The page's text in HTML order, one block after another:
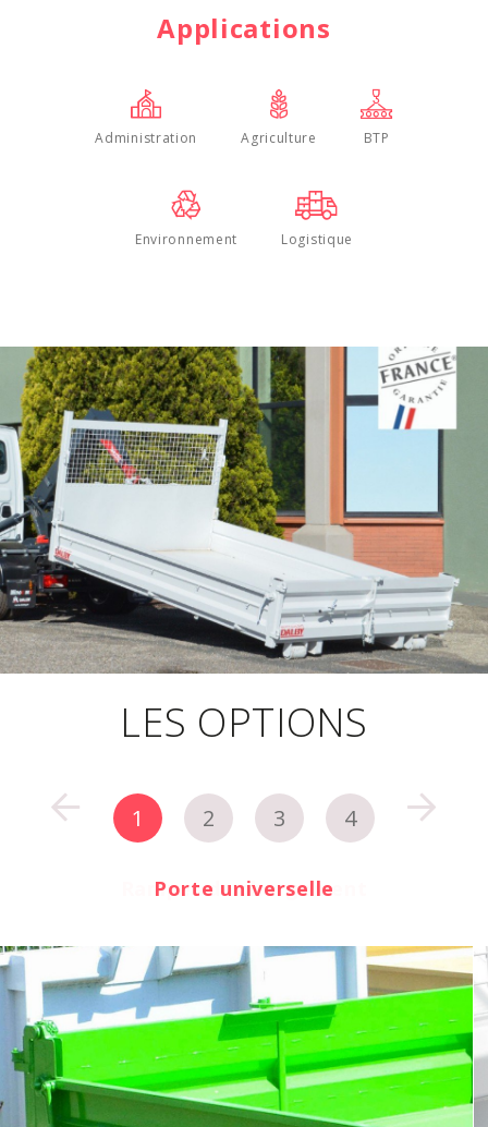
Applications
Administration Agriculture BTP
Environnement Logistique
LES OPTIONS
1 2 3 4
Rampes de chargement